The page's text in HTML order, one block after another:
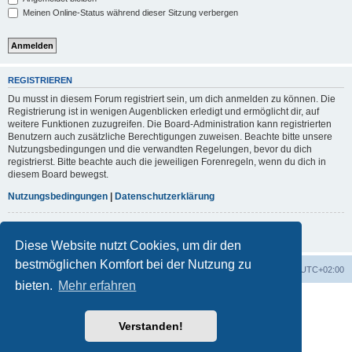
Diese Website nutzt Cookies, um dir den
bestmöglichen Komfort bei der Nutzung zu
bieten. Mehr erfahren
Verstanden!
Meinen Online-Status während dieser Sitzung verbergen
REGISTRIEREN
Du musst in diesem Forum registriert sein, um dich anmelden zu können. Die
Registrierung ist in wenigen Augenblicken erledigt und ermöglicht dir, auf
weitere Funktionen zuzugreifen. Die Board-Administration kann registrierten
Benutzern auch zusätzliche Berechtigungen zuweisen. Beachte bitte unsere
Nutzungsbedingungen und die verwandten Regelungen, bevor du dich
registrierst. Bitte beachte auch die jeweiligen Forenregeln, wenn du dich in
diesem Board bewegst.
Nutzungsbedingungen | Datenschutzerklärung
Foren-Übersicht Alle Zeiten sind UTC+02:00
Alle Cookies löschen
Deutsche Übersetzung durchphpBB.de
phpBB post Reactions
Nutzungsbedingungen